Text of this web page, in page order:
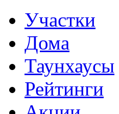
Участки
Дома
Таунхаусы
Рейтинги